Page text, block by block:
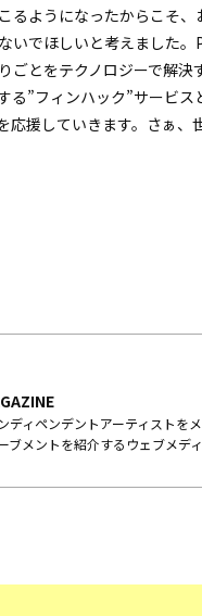
るようになったからこそ、
いでほしいと考えました。
ごとをテクノロジーで解決
る”フィンハック”サービス
応援していきます。さぁ、
ディペンデントアーティストを
ブメントを紹介するウェブメデ